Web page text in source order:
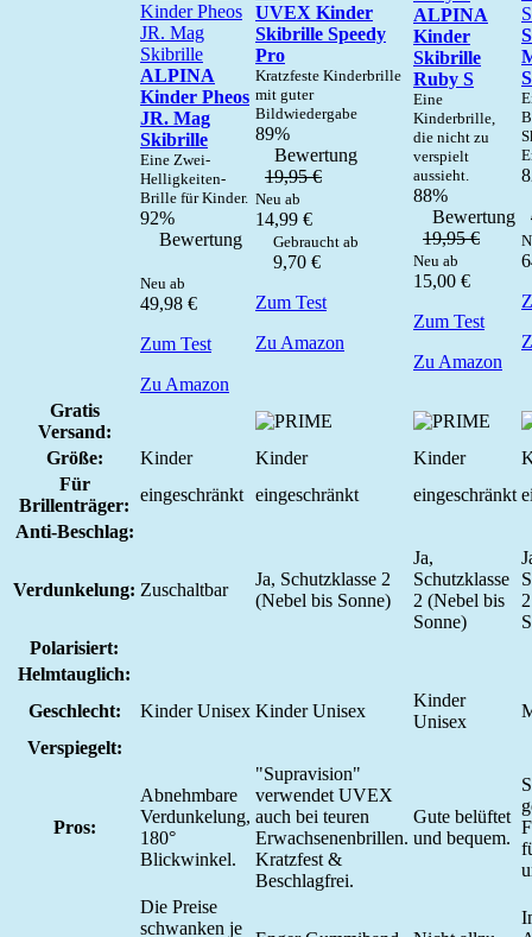
ALPINA
Kinder Pheos
JR. Mag
Skibrille
Eine Zwei-
Helligkeiten-
Brille für Kinder.
92%
Bewertung
Neu ab
49,98 €
Zum Test
Zu Amazon
UVEX Kinder
Skibrille Speedy
Pro
Kratzfeste Kinderbrille
mit guter
Bildwiedergabe
89%
Bewertung
19,95 €
Neu ab
14,99 €
Gebraucht ab
9,70 €
Zum Test
Zu Amazon
ALPINA
Kinder
Skibrille
Ruby S
Eine
Kinderbrille,
die nicht zu
verspielt
aussieht.
88%
Bewertung
19,95 €
Neu ab
15,00 €
Zum Test
Zu Amazon
Gratis
Versand:
Größe:
Kinder Kinder Kinder
Für
Brillenträger:
eingeschränkt eingeschränkt eingeschränkt
Anti-Beschlag:
Verdunkelung: Zuschaltbar
Ja, Schutzklasse 2
(Nebel bis Sonne)
Ja,
Schutzklasse
2 (Nebel bis
Sonne)
Polarisiert:
Helmtauglich:
Geschlecht:
Kinder Unisex Kinder Unisex
Kinder
Unisex
Verspiegelt:
Pros:
Abnehmbare
Verdunkelung,
180°
Blickwinkel.
"Supravision"
verwendet UVEX
auch bei teuren
Erwachsenenbrillen.
Kratzfest &
Beschlagfrei.
Gute belüftet
und bequem.
Die Preise
schwanken je